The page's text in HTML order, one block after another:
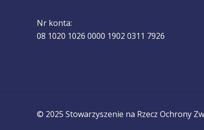
Nr konta:
08 1020 1026 0000 1902 0311 7926
© 2025 Stowarzyszenie na Rzecz Ochrony